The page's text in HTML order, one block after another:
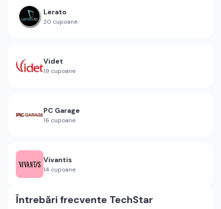
Lerato
20 cupoane
Videt
19 cupoane
PC Garage
16 cupoane
Vivantis
14 cupoane
Întrebări frecvente TechStar